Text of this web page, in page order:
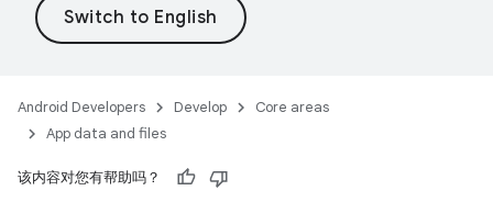
Android Developers Develop
Core areas
App data and files
该内容对您有帮助吗？